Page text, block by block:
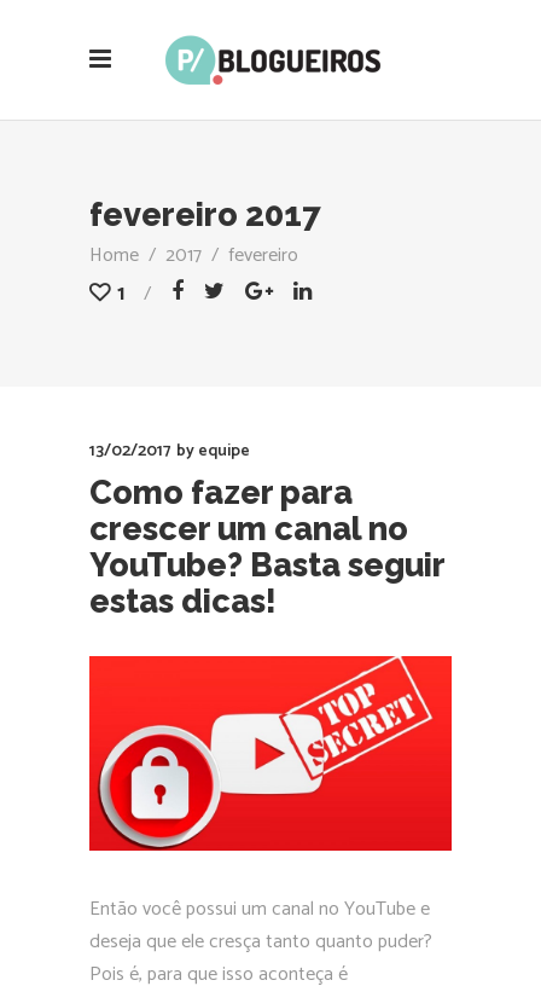
fevereiro 2017
Home / 2017 / fevereiro
1
13/02/2017 byequipe
Como fazer para
crescer um canal no
YouTube? Basta seguir
estas dicas!
Então você possui um canal no YouTube e
deseja que ele cresça tanto quanto puder?
Pois é, para que isso aconteça é